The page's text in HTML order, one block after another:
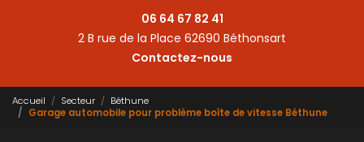
06 64 67 82 41
2 B rue de la Place 62690 Béthonsart
Contactez-nous
Accueil Secteur
Béthune
Garage automobile pour problème boîte de vitesse Béthune